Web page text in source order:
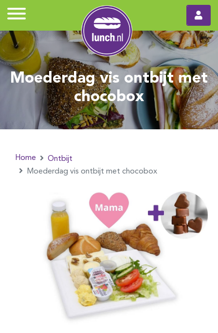
Moederdag vis ontbijt met
chocobox
Home
Ontbijt
Moederdag vis ontbijt met chocobox